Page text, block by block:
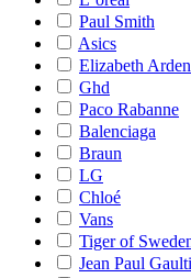
Paul Smith
Asics
Elizabeth Arden
Ghd
Paco Rabanne
Balenciaga
Braun
LG
Chloé
Vans
Tiger of
Jean Paul